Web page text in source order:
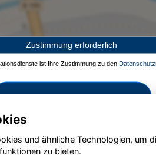
Zustimmung erforderlich
ist Ihre Zustimmung zu den
Zustimmen und aktivieren
und ähnliche Technologien, um
zu bieten.